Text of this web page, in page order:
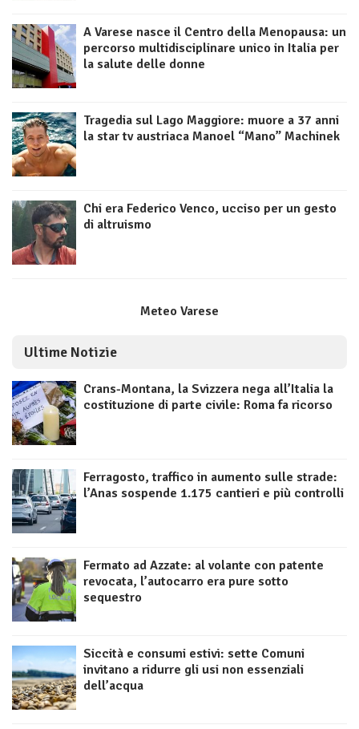
A Varese nasce il Centro della Menopausa: un
percorso multidisciplinare unico in Italia per
la salute delle donne
Tragedia sul Lago Maggiore: muore a 37 anni
la star tv austriaca Manoel “Mano” Machinek
Chi era Federico Venco, ucciso per un gesto
di altruismo
Meteo Varese
Ultime Notizie
Crans-Montana, la Svizzera nega all’Italia la
costituzione di parte civile: Roma fa ricorso
Ferragosto, traffico in aumento sulle strade:
l’Anas sospende 1.175 cantieri e più controlli
Fermato ad Azzate: al volante con patente
revocata, l’autocarro era pure sotto
sequestro
Siccità e consumi estivi: sette Comuni
invitano a ridurre gli usi non essenziali
dell’acqua